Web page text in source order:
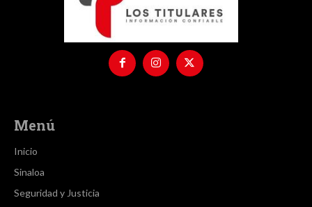
Menú
Inicio
Sinaloa
Seguridad y Justicia